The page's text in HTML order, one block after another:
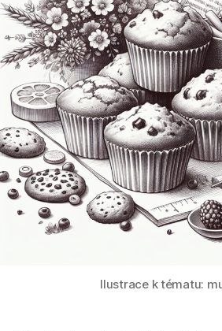
Ilustrace k tématu: